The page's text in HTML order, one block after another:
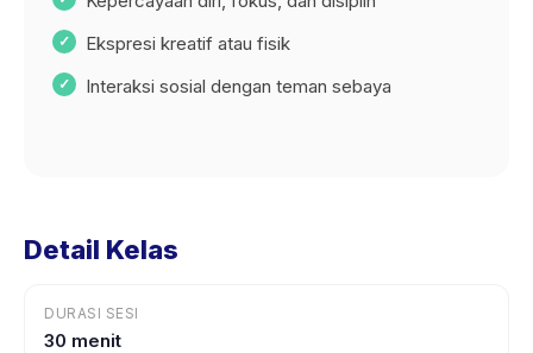
Ekspresi kreatif atau fisik
Interaksi sosial dengan teman sebaya
Detail Kelas
DURASI SESI
30 menit